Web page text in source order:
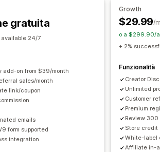
risultati ottenuti
Link di affiliazione
automatico
Sconti
Monitoraggio multilivello
Monitoraggio in tempo reale
Registrazione personalizzata
Link e sconti personalizzati
Moduli personalizzati
gratuita
available 24/7
add-on from $39/month
sales/month
link/coupon
emails
form supported
integration
Growth
$29.99/
o a $299.90/
+ 2%
Funzionalità
Creator
Unlimited
Customer
Premium
Review
Store credit
White-label
Affiliate in-